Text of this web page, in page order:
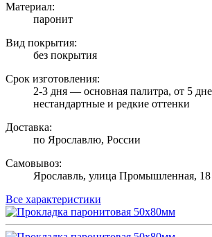
Материал:
паронит
Вид покрытия:
без покрытия
Срок изготовления:
2-3 дня — основная палитра, от 5
нестандартные и редкие оттенки
Доставка:
по Ярославлю, России
Самовывоз:
Ярославль, улица Промышленная, 18
Все характеристики